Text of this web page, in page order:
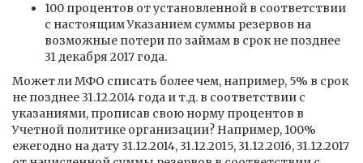
100 процентов от установленной в соответствии
с настоящим Указанием суммы резервов на
возможные потери по займам в срок не позднее
31 декабря 2017 года.
Может ли МФО списать более чем, например, 5% в срок
не позднее 31.12.2014 года и т.д. в соответствии с
указаниями, прописав свою норму процентов в
Учетной политике организации? Например, 100%
ежегодно на дату 31.12.2014, 31.12.2015, 31.12.2016, 31.12.2017